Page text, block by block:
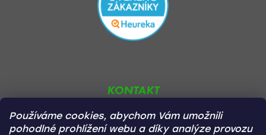
Používáme cookies, abychom Vám umožnili
pohodlné prohlížení webu a díky analýze provozu
KONTAKT